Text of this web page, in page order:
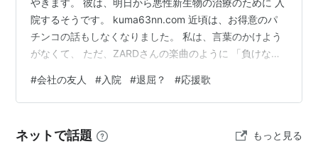
やきます。 彼は、明日から悪性新生物の治療のために 入
院するそうです。 kuma63nn.com 近頃は、お得意のパ
チンコの話もしなくなりました。 私は、言葉のかけよう
がなくて、 ただ、ZARDさんの楽曲のように 「負けない
www.youtube.com それでもクリスマスには、また2人で
大笑いしたいものです。
#会社の友人 #入院 #退屈？ #応援歌
ネットで話題 もっと見る